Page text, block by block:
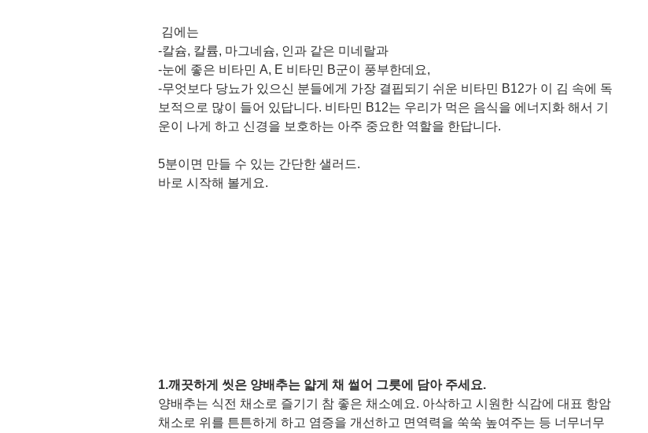
김에는
-칼슘, 칼륨, 마그네슘, 인과 같은 미네랄과
-눈에 좋은 비타민 A, E 비타민 B군이 풍부한데요,
-무엇보다 당뇨가 있으신 분들에게 가장 결핍되기 쉬운 비타민 B12가 이 김 속에 독
보적으로 많이 들어 있답니다. 비타민 B12는 우리가 먹은 음식을 에너지화 해서 기
운이 나게 하고 신경을 보호하는 아주 중요한 역할을 한답니다.
5분이면 만들 수 있는 간단한 샐러드.
바로 시작해 볼게요.
1.깨끗하게 씻은 양배추는 얇게 채 썰어 그릇에 담아 주세요.
양배추는 식전 채소로 즐기기 참 좋은 채소예요. 아삭하고 시원한 식감에 대표 항암
채소로 위를 튼튼하게 하고 염증을 개선하고 면역력을 쑥쑥 높여주는 등 너무너무